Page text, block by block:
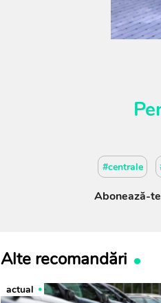
#centrale
Abonează-
Alte recomandări
actual